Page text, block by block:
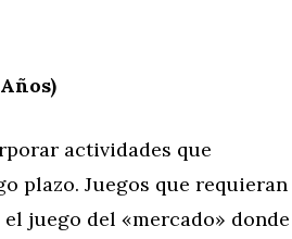
actividades que
plazo. Juegos que requieran
juego del «mercado» donde